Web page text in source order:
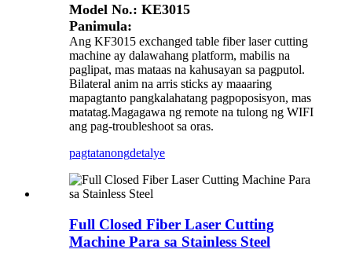
Model No.: KE3015
Panimula:
Ang KF3015 exchanged table fiber laser cutting
machine ay dalawahang platform, mabilis na
paglipat, mas mataas na kahusayan sa pagputol.
Bilateral anim na arris sticks ay maaaring
mapagtanto pangkalahatang pagpoposisyon, mas
matatag.Magagawa ng remote na tulong ng WIFI
ang pag-troubleshoot sa oras.
pagtatanongdetalye
Full Closed Fiber Laser Cutting
Machine Para sa Stainless Steel